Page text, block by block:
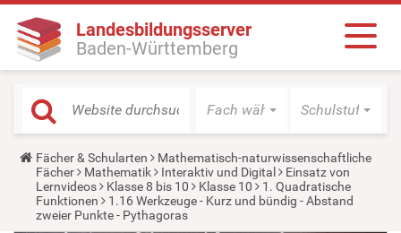
Landesbildungsserver
Baden-Württemberg
Fach wählen Schulstufe
Y
o
u
a
r
e
Fächer & Schularten
Mathematisch-naturwissenschaftliche
Fächer
Mathematik Interaktiv und Digital
Einsatz von
Lernvideos
Klasse 8 bis 10 Klasse 10
1. Quadratische
Funktionen
1.16 Werkzeuge - Kurz und bündig - Abstand
zweier Punkte - Pythagoras